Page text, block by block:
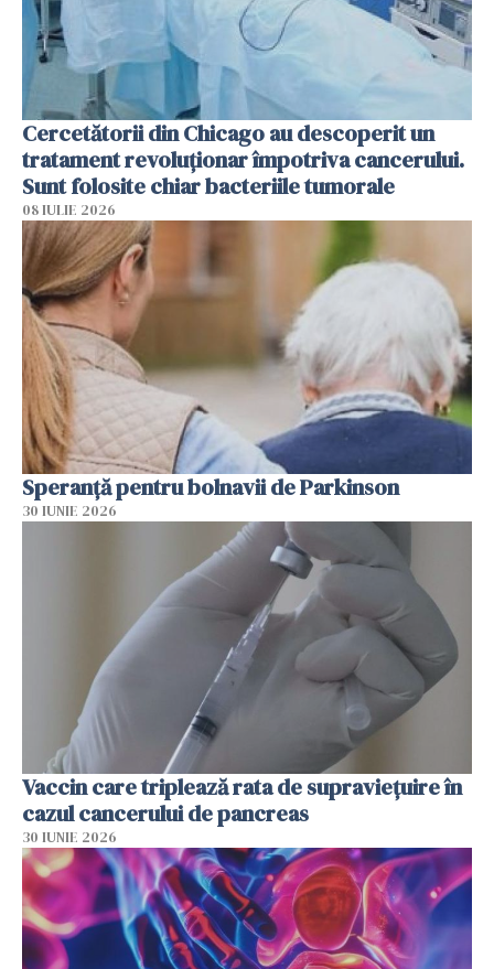
Cercetătorii din Chicago au descoperit un
tratament revoluționar împotriva cancerului.
Sunt folosite chiar bacteriile tumorale
08 IULIE 2026
Speranță pentru bolnavii de Parkinson
30 IUNIE 2026
Vaccin care triplează rata de supraviețuire în
cazul cancerului de pancreas
30 IUNIE 2026